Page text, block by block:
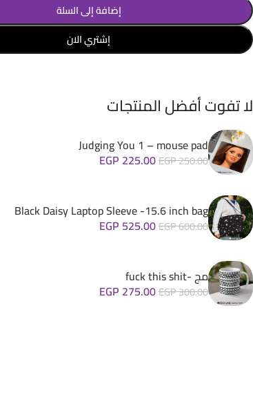
إضافة إلى السلة
إشتري الان
لا تفوت أفضل المنتجات
Judging You 1 – mouse pad
EGP250.00
EGP 225.00
Black Daisy Laptop Sleeve -15.6 inch bag
EGP600.00
EGP 525.00
مج -fuck this shit
EGP300.00
EGP 275.00